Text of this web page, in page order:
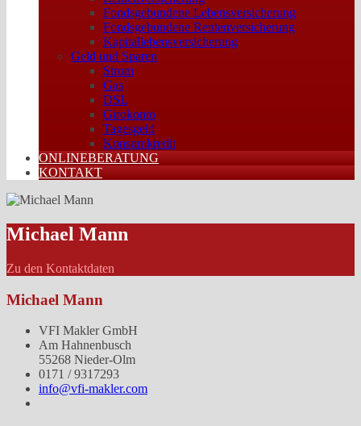
Fondsgebundene Lebensversicherung
Fondsgebundene Rentenversicherung
Kapitallebensversicherung
Geld und Sparen
Strom
Gas
DSL
Girokonto
Tagesgeld
Konsumkredit
ONLINEBERATUNG
KONTAKT
Michael Mann
Zu den Kontaktdaten
Michael Mann
VFI Makler GmbH
Am Hahnenbusch
55268 Nieder-Olm
0171 / 9317293
info@vfi-makler.com